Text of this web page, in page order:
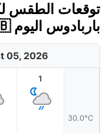
باربادوس اليوم 🇧🇧
05, 2026
30.0°C
1